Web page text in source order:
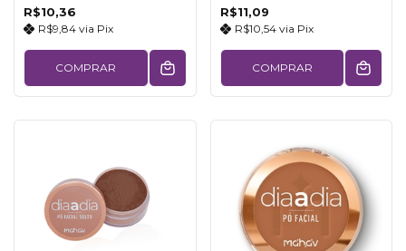
R$10,36
R$9,84 via Pix
COMPRAR
R$11,09
R$10,54 via Pix
COMPRAR